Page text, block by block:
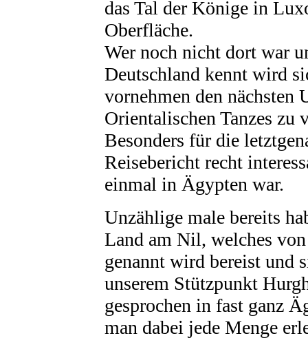
das Tal der Könige in
Oberfläche.
Wer noch nicht dort war
Deutschland kennt wird
vornehmen den nächsten
Orientalischen Tanzes zu
Besonders für die
Reisebericht recht
einmal in Ägypten war.
Unzählige male bereits
Land am Nil, welches
genannt wird bereist und
unserem Stützpunkt
gesprochen in fast ganz
man dabei jede Menge